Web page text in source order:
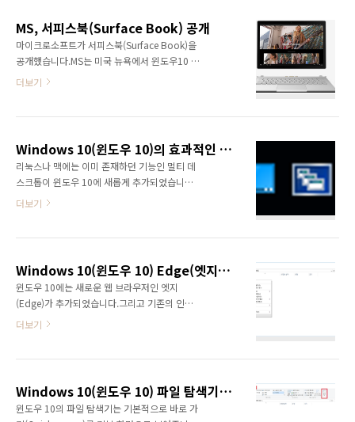
때문에 무조건 업그레이드를 먼저 해야했습니
다.클린 설치..
(Surface Book) 공개서피스 프로4는 좀 더 가
볍고 얇게 만드는 것에 치중한 제품입니다. 기존
의 서피스 프로3의 두께인 9.1mm보다 0.7mm
가 얇아진 8.4mm로 출시가 됩니다.디스플레이
는 12.3인치로 기존의 12인치보다 늘어났고 서
화소(2736×1824) 해상도와 267ppi, 3:2비율
코어 i프로세서를 탑재한 고성능 태블릿입니다.
또한 최대 16..
MS, 서피스북(Surface Book) 공개
마이크로소프트가 서피스북(Surface Book)을
공개했습니다.MS는 미국 뉴욕에서 윈도우10 제
품 발표회를 열고 다양한 제품을 선보였습니다.
16GB의 RAM과 1TB의 저장장치를 제공합니
다.인텔 스카이레이크 I7이나 I5 프로세서가 탑
재되며 엔비디아의 지포스 내장 그래픽코어를
갖추고 있습니다.마그네슘 재질의 본체와 백라
이트 키보드가 포함되어 있습니다.운영체제는
13인치 노트북 중 최고의 성능으로 애플 맥북프
시간은 12시간입니다.터치패드는 10점 터치패
드를 지원합니다..
더보기
Windows 10(윈도우 10)의 효과적인 멀티태스킹을 위한 가상 데스크톱
리눅스나 맥에는 이미 존재하던 기능인 멀티 데
스크톱이 윈도우 10에 새롭게 추가되었습니다.
실행되는 프로그램이 많으면 어떤 프로그램에
분류해서 각 책상에 올려두고 책상을 옮기면서
작업하는 것으로 생각하면 됩니다.작업 표시줄
의 왼쪽에 보면 다음과 같은 모양의 아이콘을 확
인할 수 있습니다.해당 아이콘을 클릭하면 현재
실행되고 있는 작업들을 확인할 수 있습니다.그
는 버튼을 확인할 수 있습니다.클릭하면 새로운
가능합니다.작업을 분류해서 하고 싶을 때 유용
하게 사용이 가능합니다.새로운 데스크톱을 ..
더보기
Windows 10(윈도우 10) Edge(엣지) 다운로드 경로 변경
윈도우 10에는 새로운 웹 브라우저인 엣지
(Edge)가 추가되었습니다.그리고 기존의 인터
넷 익스플로러 11(IE 11)도 사용이 가능합니다.
로를 따로 지정할 수 있었지만 엣지에는 설정이
존재하지 않습니다.다운로드 경로를 지정하는
방법은 다음과 같습니다.먼저 파일 탐색기(윈도
더보기
Windows 10(윈도우 10) 파일 탐색기 시작 화면 변경하기
윈도우 10의 파일 탐색기는 기본적으로 바로 가